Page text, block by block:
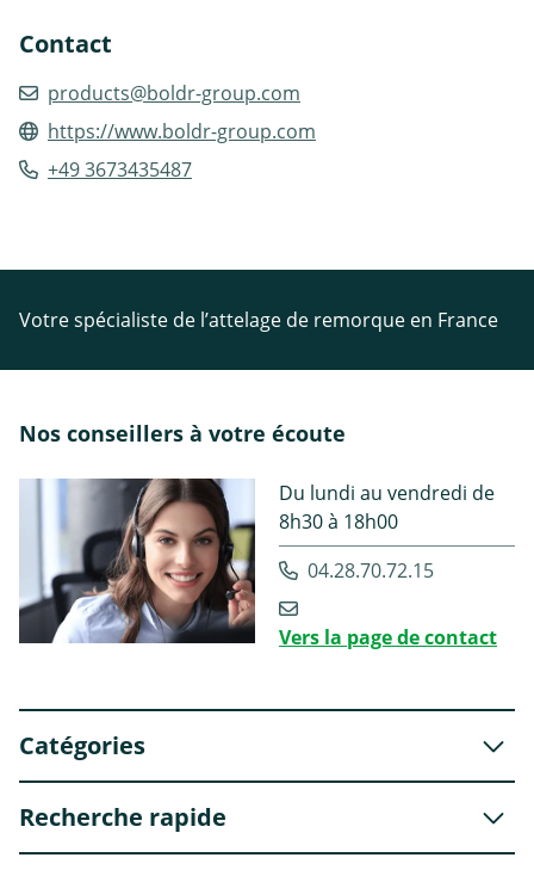
Contact
products@boldr-group.com
https://www.boldr-group.com
+49 3673435487
Votre spécialiste de l’attelage de remorque en France
Nos conseillers à votre écoute
Du lundi au vendredi de
8h30 à 18h00
04.28.70.72.15
Vers la page de contact
Catégories
Recherche rapide